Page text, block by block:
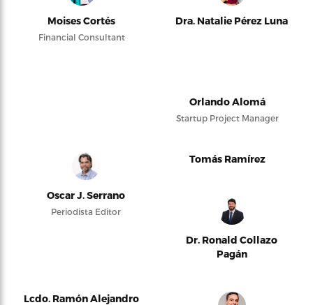
Moises Cortés
Financial Consultant
Dra. Natalie Pérez Luna
Orlando Alomá
Startup Project Manager
Oscar J. Serrano
Periodista Editor
Tomás Ramírez
Dr. Ronald Collazo
Pagán
Lcdo. Ramón Alejandro